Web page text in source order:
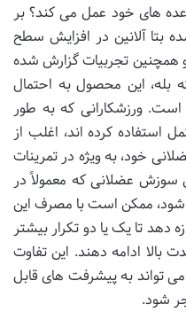
وعده های خود عمل می کند؟ بر
بتا آلانین در افزایش سطح
و همچنین تجربیات گزارش شده
بله، این محصول به احتمال
است. ورزشکارانی که به طور
استفاده کرده اند، اغلب از
خود، به ویژه در تمرینات
سوزش عضلانی که معمولاً در
ممکن است با مصرف این
دهد تا یک یا دو تکرار بیشتر
بالا ادامه دهند. این تفاوت
تواند به پیشرفت های قابل
شود.